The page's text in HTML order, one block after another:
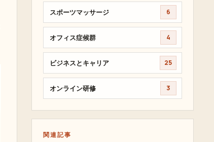
スポーツマッサージ 6
オフィス症候群 4
ビジネスとキャリア 25
オンライン研修 3
関連記事